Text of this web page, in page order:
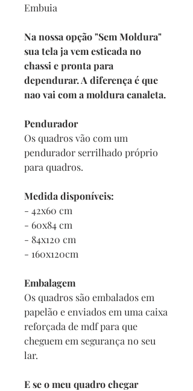
Embuia
Na nossa opção "Sem Moldura"
sua tela ja vem esticada no
chassi e pronta para
dependurar. A diferença é que
nao vai com a moldura canaleta.
Pendurador
Os quadros vão com um
pendurador serrilhado próprio
para quadros.
Medida disponíveis:
- 42x60 cm
- 60x84 cm
- 84x120 cm
- 160x120cm
Embalagem
Os quadros são embalados em
papelão e enviados em uma caixa
reforçada de mdf para que
cheguem em segurança no seu
lar.
E se o meu quadro chegar